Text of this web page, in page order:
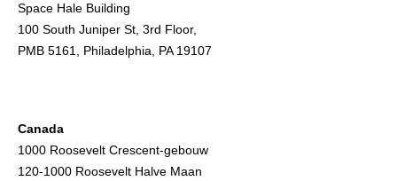
Space Hale Building
100 South Juniper St, 3rd Floor,
PMB 5161, Philadelphia, PA 19107
Canada
1000 Roosevelt Crescent-gebouw
120-1000 Roosevelt Halve Maan